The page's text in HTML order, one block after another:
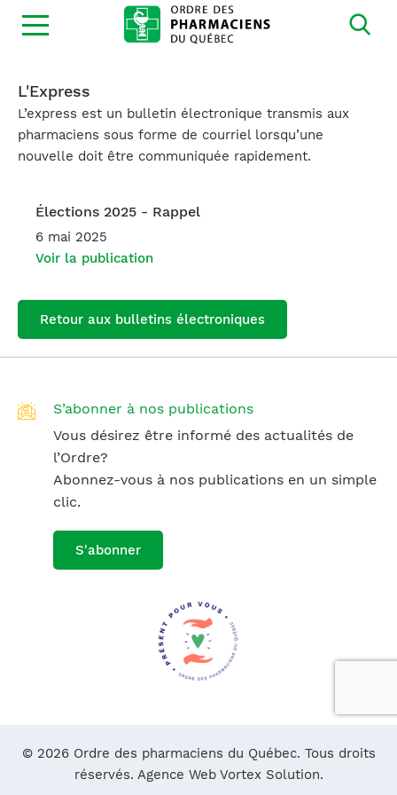
Ouvrir
la
L'Express
L’express est un bulletin électronique transmis aux
pharmaciens sous forme de courriel lorsqu’une
nouvelle doit être communiquée rapidement.
Élections 2025 - Rappel
6 mai 2025
Voir la publication
Retour aux bulletins électroniques
S’abonner à nos publications
Vous désirez être informé des actualités de
l’Ordre?
Abonnez-vous à nos publications en un simple
clic.
S'abonner
© 2026 Ordre des pharmaciens du Québec. Tous droits
réservés. Agence Web Vortex Solution.